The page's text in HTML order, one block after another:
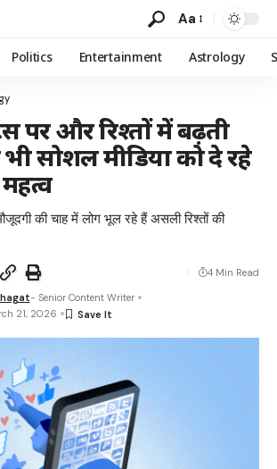
Aa
Politics Entertainment Astrology
पर और रिश्तों में बढ़ती
भी सोशल मीडिया को दे रहे
की चाह में लोग भूल रहे हैं असली रिश्तों की
- Senior Content Writer
21, 2026
4 Min Read